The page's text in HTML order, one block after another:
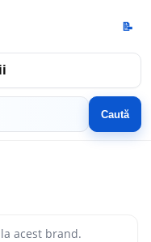
Caută
📝
acest brand.